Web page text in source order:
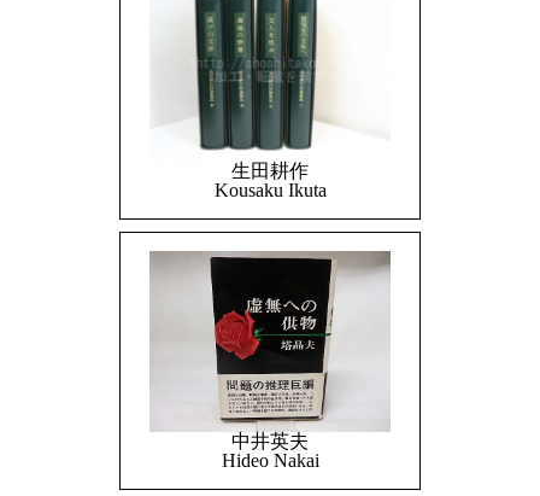
生田耕作
Kousaku Ikuta
中井英夫
Hideo Nakai